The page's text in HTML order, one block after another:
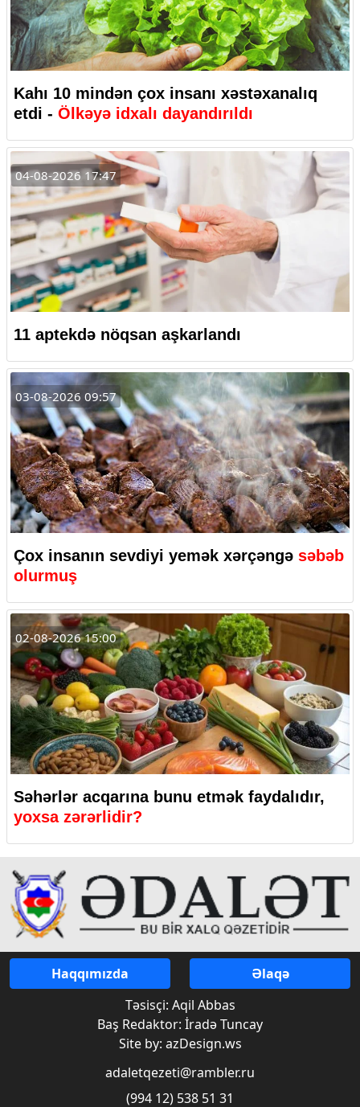
Kahı 10 mindən çox insanı xəstəxanalıq
etdi - Ölkəyə idxalı dayandırıldı
04-08-2026 17:47
11 aptekdə nöqsan aşkarlandı
03-08-2026 09:57
Çox insanın sevdiyi yemək xərçəngə səbəb
olurmuş
02-08-2026 15:00
Səhərlər acqarına bunu etmək faydalıdır,
yoxsa zərərlidir?
Haqqımızda
Əlaqə
Təsisçi: Aqil Abbas
Baş Redaktor: İradə Tuncay
Site by: azDesign.ws
adaletqezeti@rambler.ru
(994 12) 538 51 31